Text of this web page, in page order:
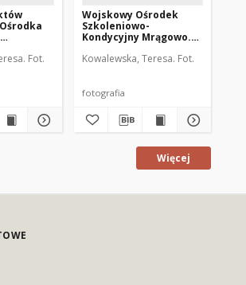
Fot.
Wojskowy Ośrodek
Szkoleniowo-
Kondycyjny Mrągowo.
Kowalewska, Teresa. Fot.
fotografia
Więcej